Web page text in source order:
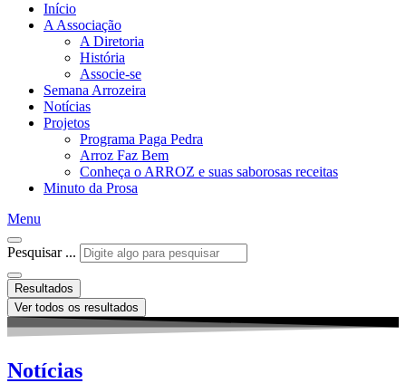
Início
A Associação
A Diretoria
História
Associe-se
Semana Arrozeira
Notícias
Projetos
Programa Paga Pedra
Arroz Faz Bem
Conheça o ARROZ e suas saborosas receitas
Minuto da Prosa
Menu
Pesquisar ...
Resultados
Ver todos os resultados
Notícias